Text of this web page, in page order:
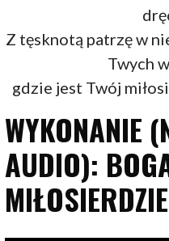
Z tęsknotą patrzę w
Twych
gdzie jest Twój
WYKONANIE
AUDIO):